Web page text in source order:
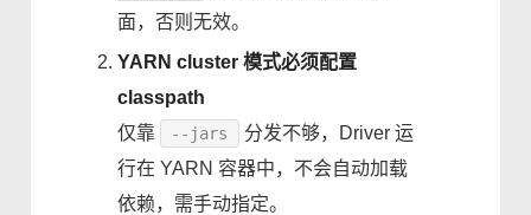
面，否则无效。
YARN cluster 模式必须配置
classpath
仅靠
--jars
分发不够，Driver 运
行在 YARN 容器中，不会自动加载
依赖，需手动指定。